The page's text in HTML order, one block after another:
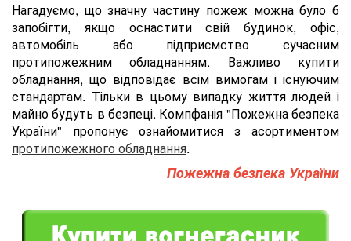
Нагадуємо, що значну частину пожеж можна було б
запобігти, якщо оснастити свій будинок, офіс,
автомобіль або підприємство сучасним
протипожежним обладнанням. Важливо купити
обладнання, що відповідає всім вимогам і існуючим
стандартам. Тільки в цьому випадку життя людей і
майно будуть в безпеці. Компфанія "Пожежна безпека
України" пропонує ознайомитися з асортиментом
протипожежного обладнання.
Пожежна безпека України